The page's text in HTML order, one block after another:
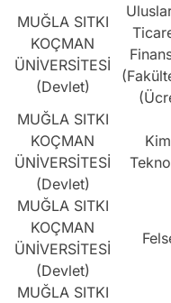
MUĞLA SITKI
KOÇMAN
ÜNİVERSİTESİ
(Devlet)
MUĞLA SITKI
KOÇMAN
ÜNİVERSİTESİ
(Devlet)
MUĞLA SITKI
KOÇMAN
ÜNİVERSİTESİ
(Devlet)
MUĞLA SITKI